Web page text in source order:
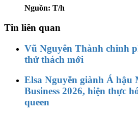
Nguồn: T/h
Tin liên quan
Vũ Nguyên Thành chinh
thử thách mới
Elsa Nguyễn giành Á hậu
Business 2026, hiện thực
queen